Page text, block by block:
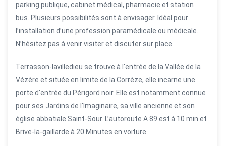
parking publique, cabinet médical, pharmacie et station
bus. Plusieurs possibilités sont à envisager. Idéal pour
l’installation d’une profession paramédicale ou médicale.
N’hésitez pas à venir visiter et discuter sur place.
Terrasson-lavilledieu se trouve à l'entrée de la Vallée de la
Vézère et située en limite de laCorrèze, elle incarne une
porte d'entrée du Périgord noir. Elle est notamment connue
pour ses Jardins de l'Imaginaire, sa ville ancienne et son
église abbatiale Saint-Sour. L’autoroute A 89 est à 10 min et
Brive-la-gaillarde à 20 Minutes en voiture.